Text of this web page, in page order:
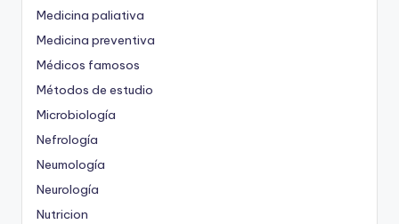
Medicina paliativa
Medicina preventiva
Médicos famosos
Métodos de estudio
Microbiología
Nefrología
Neumología
Neurología
Nutricion